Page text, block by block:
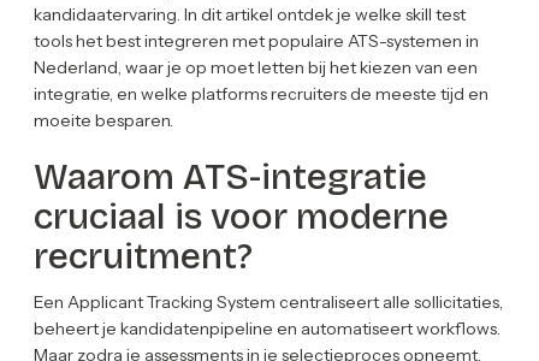
kandidaatervaring. In dit artikel ontdek je welke skill test
tools het best integreren met populaire ATS-systemen in
Nederland, waar je op moet letten bij het kiezen van een
integratie, en welke platforms recruiters de meeste tijd en
moeite besparen.
Waarom ATS-integratie
cruciaal is voor moderne
recruitment?
Een Applicant Tracking System centraliseert alle sollicitaties,
beheert je kandidatenpipeline en automatiseert workflows.
Maar zodra je assessments in je selectieproces opneemt,